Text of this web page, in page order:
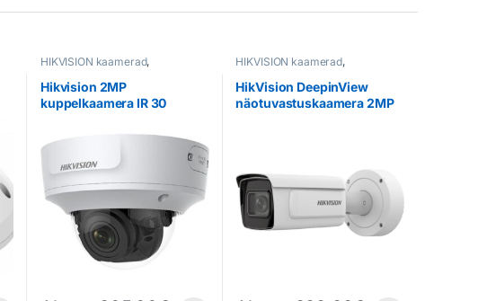
HIKVISION kaamerad,
Hikvision 2MP
kuppelkaamera IR 30
HIKVISION kaamerad,
HikVision DeepinView
näotuvastuskaamera 2MP